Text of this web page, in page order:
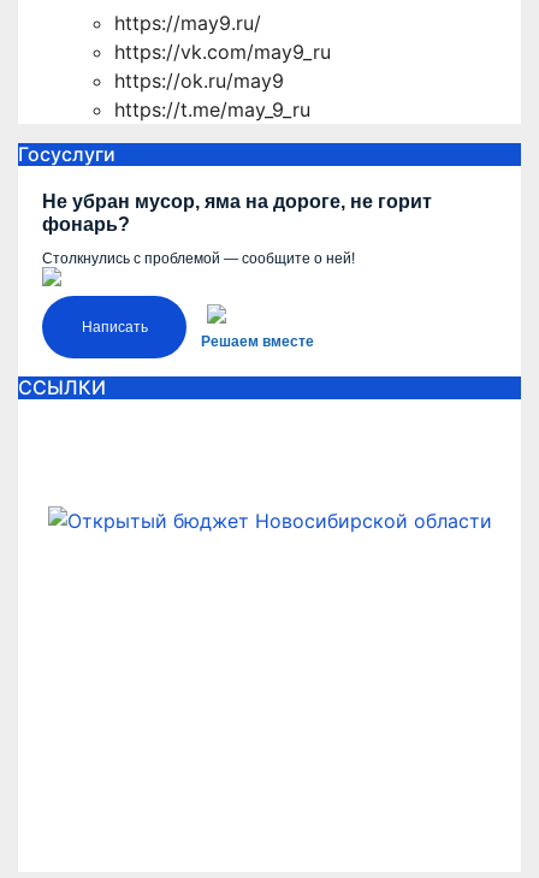
https://may9.ru/
https://vk.com/may9_ru
https://ok.ru/may9
https://t.me/may_9_ru
Госуслуги
Не убран мусор, яма на дороге, не горит
фонарь?
Столкнулись с проблемой — сообщите о ней!
Написать
Решаем вместе
ССЫЛКИ